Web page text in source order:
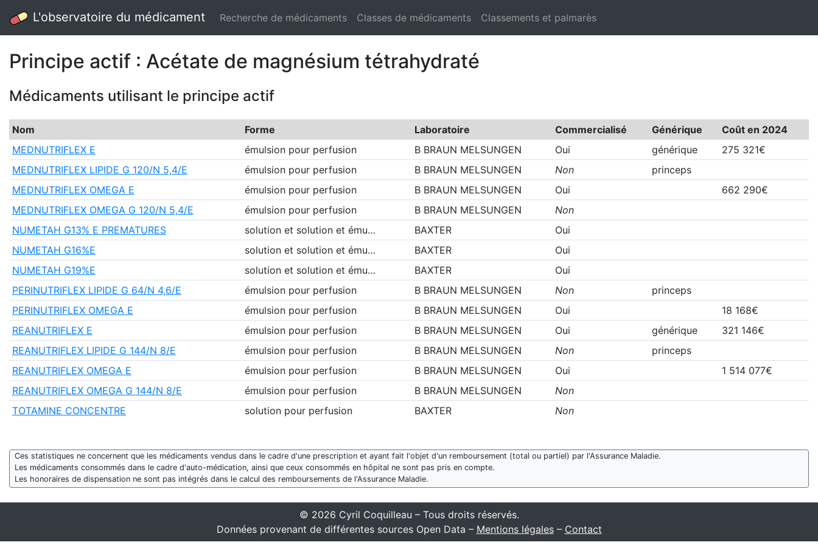
L'observatoire du médicament Recherche de médicaments Classes de médicaments Classements et palmarès
Principe actif : Acétate de magnésium tétrahydraté
Médicaments utilisant le principe actif
Nom Forme Laboratoire Commercialisé Générique
Coût en 2024
MEDNUTRIFLEX E
émulsion pour perfusion B BRAUN MELSUNGEN Oui générique
275 321€
MEDNUTRIFLEX LIPIDE G 120/N 5,4/E
émulsion pour perfusion B BRAUN MELSUNGEN Non
princeps
MEDNUTRIFLEX OMEGA E
émulsion pour perfusion B BRAUN MELSUNGEN Oui
662 290€
MEDNUTRIFLEX OMEGA G 120/N 5,4/E
émulsion pour perfusion B BRAUN MELSUNGEN
Non
NUMETAH G13% E PREMATURES
solution et solution et ému… BAXTER
Oui
NUMETAH G16%E
solution et solution et ému… BAXTER
Oui
NUMETAH G19%E
solution et solution et ému… BAXTER
Oui
PERINUTRIFLEX LIPIDE G 64/N 4,6/E
émulsion pour perfusion B BRAUN MELSUNGEN Non
princeps
PERINUTRIFLEX OMEGA E
émulsion pour perfusion B BRAUN MELSUNGEN Oui
18 168€
REANUTRIFLEX E
émulsion pour perfusion B BRAUN MELSUNGEN Oui générique
321 146€
REANUTRIFLEX LIPIDE G 144/N 8/E
émulsion pour perfusion B BRAUN MELSUNGEN Non
princeps
REANUTRIFLEX OMEGA E
émulsion pour perfusion B BRAUN MELSUNGEN Oui
1 514 077€
REANUTRIFLEX OMEGA G 144/N 8/E
émulsion pour perfusion B BRAUN MELSUNGEN
Non
TOTAMINE CONCENTRE
solution pour perfusion BAXTER Non
Ces statistiques ne concernent que les médicaments vendus dans le cadre d'une prescription et ayant fait l'objet d'un remboursement (total ou partiel) par l'Assurance Maladie.
Les médicaments consommés dans le cadre d'auto-médication, ainsi que ceux consommés en hôpital ne sont pas pris en compte.
Les honoraires de dispensation ne sont pas intégrés dans le calcul des remboursements de l'Assurance Maladie.
© 2026 Cyril Coquilleau – Tous droits réservés.
Données provenant de différentes sources Open Data – Mentions légales– Contact